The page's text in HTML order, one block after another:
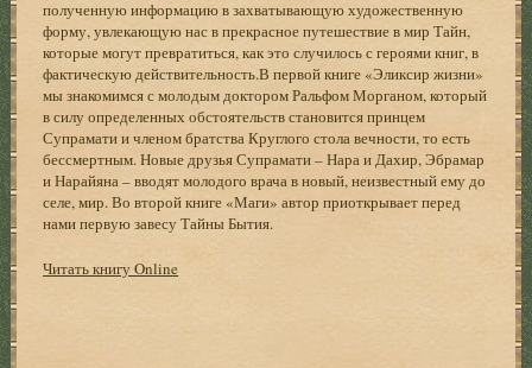
полученную информацию в захватывающую художественную
форму, увлекающую нас в прекрасное путешествие в мир Тайн,
которые могут превратиться, как это случилось с героями книг, в
фактическую действительность.В первой книге «Эликсир жизни»
мы знакомимся с молодым доктором Ральфом Морганом, который
в силу определенных обстоятельств становится принцем
Супрамати и членом братства Круглого стола вечности, то есть
бессмертным. Новые друзья Супрамати – Нара и Дахир, Эбрамар
и Нарайяна – вводят молодого врача в новый, неизвестный ему до
селе, мир. Во второй книге «Маги» автор приоткрывает перед
нами первую завесу Тайны Бытия.
Читать книгу Online